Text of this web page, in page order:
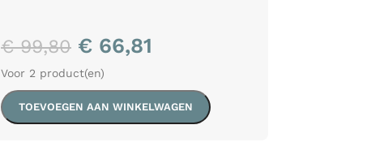
€99,80 € 66,81
Voor 2 product(en)
TOEVOEGEN AAN WINKELWAGEN